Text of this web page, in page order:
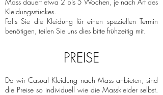
Kleidungsstückes.
Falls Sie die Kleidung für einen speziellen Termin
benötigen, teilen Sie uns dies bitte frühzeitig mit.
PREISE
Da wir Casual Kleidung nach Mass anbieten, sind
die Preise so individuell wie die Masskleider selbst.